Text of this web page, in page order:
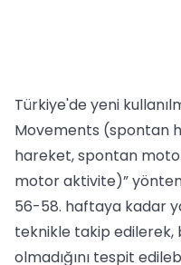
Türkiye'de yeni
Movements (spontan
hareket, spontan
motor aktivite)”
56-58. haftaya kadar
teknikle takip edilerek,
olmadığını tespit